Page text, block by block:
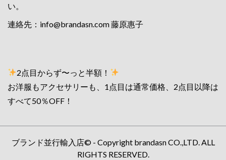
い。
連絡先： info@brandasn.com藤原惠子
2点目からず〜っと半額！
お洋服もアクセサリーも、1点目は通常価格、2点目以降は
すべて50％OFF！
ブランド並行輸入店© - Copyright brandasn CO.,LTD. ALL
RIGHTS RESERVED.